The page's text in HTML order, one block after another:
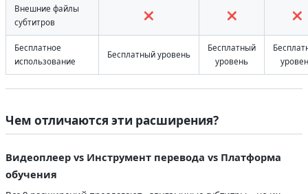
Внешние файлы
субтитров
❌ ❌ ❌
Бесплатное
использование
Бесплатный уровень
Бесплатный
уровень
Чем отличаются эти расширения?
Видеоплеер vs Инструмент перевода vs Платформа
обучения